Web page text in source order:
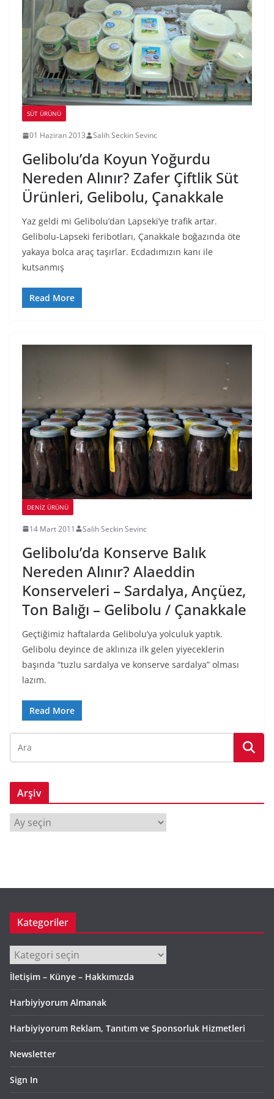
SÜT ÜRÜNÜ
01 Haziran 2013 Salih Seckin Sevinc
Gelibolu’da Koyun Yoğurdu
Nereden Alınır? Zafer Çiftlik Süt
Ürünleri, Gelibolu, Çanakkale
Yaz geldi mi Gelibolu’dan Lapseki’ye trafik artar.
Gelibolu-Lapseki feribotları, Çanakkale boğazında öte
yakaya bolca araç taşırlar. Ecdadımızın kanı ile
kutsanmış
Read More
DENIZ ÜRÜNÜ
14 Mart 2011 Salih Seckin Sevinc
Gelibolu’da Konserve Balık
Nereden Alınır? Alaeddin
Konserveleri – Sardalya, Ançüez,
Ton Balığı – Gelibolu / Çanakkale
Geçtiğimiz haftalarda Gelibolu’ya yolculuk yaptık.
Gelibolu deyince de aklınıza ilk gelen yiyeceklerin
başında “tuzlu sardalya ve konserve sardalya” olması
lazım.
Read More
Arşiv
r
Kategoriler
Kategoriler
İletişim – Künye – Hakkımızda
Harbiyiyorum Almanak
Harbiyiyorum Reklam, Tanıtım ve Sponsorluk Hizmetleri
Newsletter
Sign In